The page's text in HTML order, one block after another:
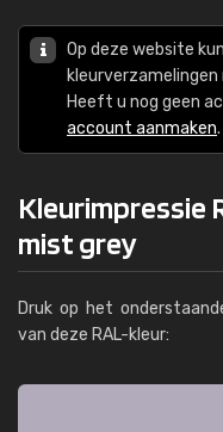
Op deze website
kleurverzamelingen
Heeft u nog geen
account aanmaken.
Kleurimpressie
mist grey
Druk op het
van deze RAL-kleur: